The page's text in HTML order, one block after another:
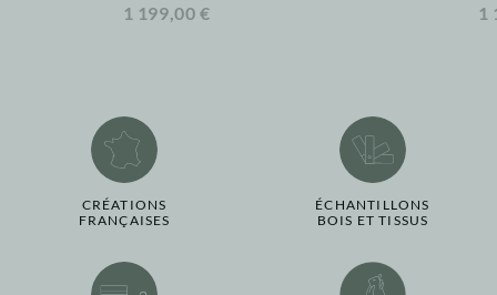
1 199,00 € 1
CRÉATIONS
FRANÇAISES
ÉCHANTILLONS
BOIS ET TISSUS